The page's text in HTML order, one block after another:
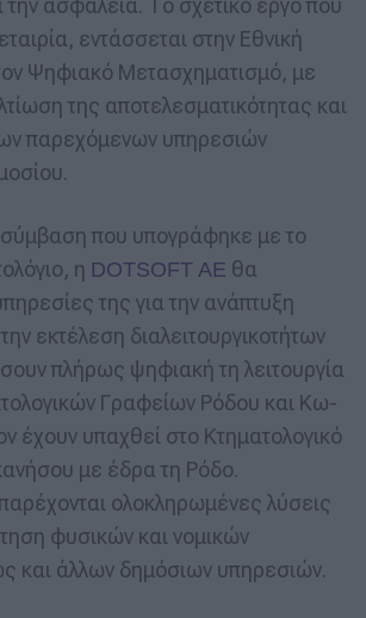
εντάσσεται στην Εθνική
Ψηφιακό Μετασχηματισμό, με
της αποτελεσματικότητας και
παρεχόμενων υπηρεσιών
που υπογράφηκε με το
η DOTSOFT AE θα
της για την ανάπτυξη
εκτέλεση διαλειτουργικοτήτων
πλήρως ψηφιακή τη λειτουργία
Γραφείων Ρόδου και Κω-
έχουν υπαχθεί στο Κτηματολογικό
με έδρα τη Ρόδο.
ολοκληρωμένες λύσεις
φυσικών και νομικών
και άλλων δημόσιων υπηρεσιών.